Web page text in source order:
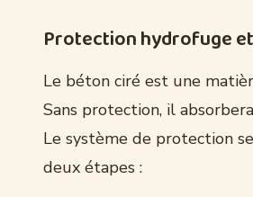
Protection hydrofuge
Le béton ciré est une
Sans protection, il
Le système de protection
deux étapes :